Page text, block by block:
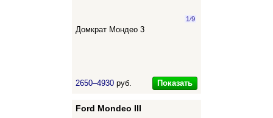
1/9
Домкрат Мондео 3
2650–4930 руб. Показать
Ford Mondeo III